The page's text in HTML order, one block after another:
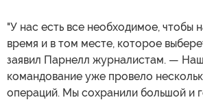
"У нас есть все необходимое, чтобы
время и в том месте, которое
заявил Парнелл журналистам. —
командование уже провело
операций. Мы сохранили большой и